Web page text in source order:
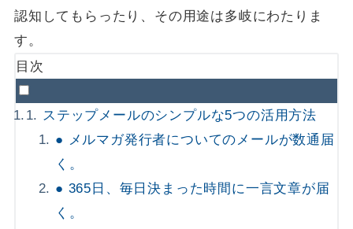
認知してもらったり、その用途は多岐にわたりま
す。
目次
ステップメールのシンプルな5つの活用方法
● メルマガ発行者についてのメールが数通届
く。
● 365日、毎日決まった時間に一言文章が届
く。